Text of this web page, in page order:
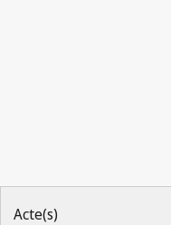
Acte(s)